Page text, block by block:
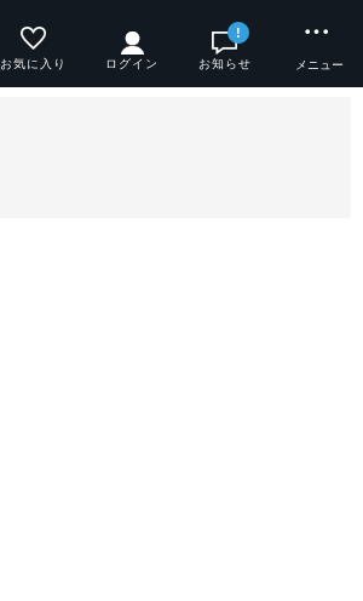
お気に入り ログイン
!
お知らせ メニュー